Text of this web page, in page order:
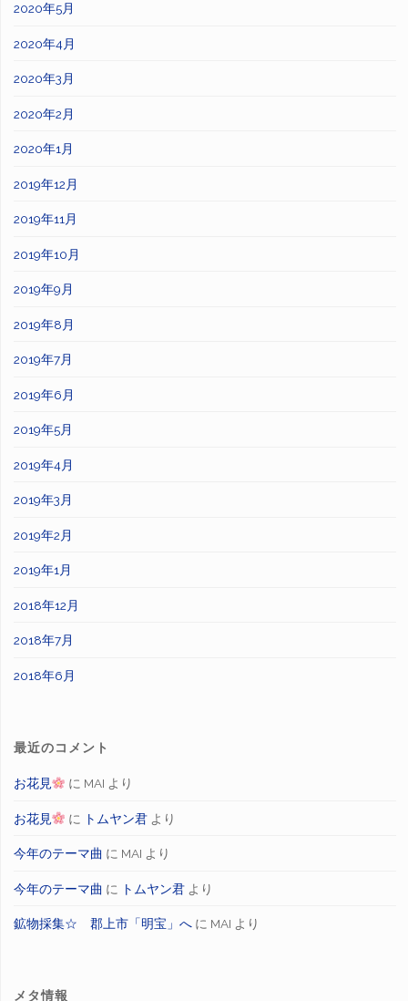
2020年5月
2020年4月
2020年3月
2020年2月
2020年1月
2019年12月
2019年11月
2019年10月
2019年9月
2019年8月
2019年7月
2019年6月
2019年5月
2019年4月
2019年3月
2019年2月
2019年1月
2018年12月
2018年7月
2018年6月
最近のコメント
お花見 に MAI より
お花見 に トムヤン君より
今年のテーマ曲 に MAI より
今年のテーマ曲 に トムヤン君より
鉱物採集☆ 郡上市「明宝」へに MAI より
メタ情報